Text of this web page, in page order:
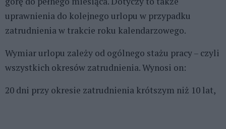
uprawnienia do kolejnego urlopu w przypadku
zatrudnienia w trakcie roku kalendarzowego.
Wymiar urlopu zależy od ogólnego stażu pracy – czyli
wszystkich okresów zatrudnienia. Wynosi on:
20 dni przy okresie zatrudnienia krótszym niż 10 lat,